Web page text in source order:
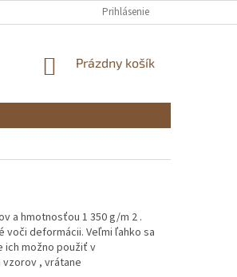
PODMIENKY OCHRANY OSOBNÝCH ÚDAJOV
Prihlásenie
NÁKUPNÝ
Prázdny košík
a hmotnosťou 1 350 g/m 2 .
deformácii. Veľmi ľahko sa
ich možno použiť v
, vrátane